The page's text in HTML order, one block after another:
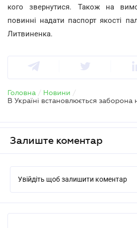
кого звернутися. Також на
повинні надати паспорт якості
Литвиненка.
Головна / Новини /
Залиште коментар
Увійдіть щоб залишити коментар